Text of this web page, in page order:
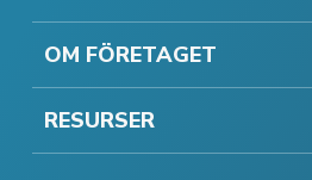
OM FÖRETAGET
RESURSER